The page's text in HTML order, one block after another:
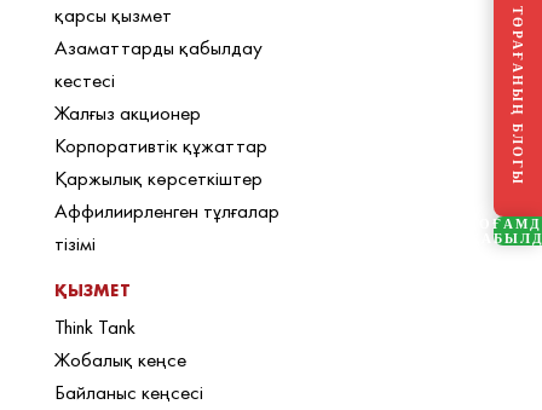
қарсы қызмет
Азаматтарды қабылдау
кестесі
Жалғыз акционер
Корпоративтік құжаттар
Қаржылық көрсеткіштер
Аффилиирленген тұлғалар
тізімі
ҚЫЗМЕТ
Think Tank
Жобалық кеңсе
Байланыс кеңсесі
ТӨРАҒАНЫҢ БЛОГЫ